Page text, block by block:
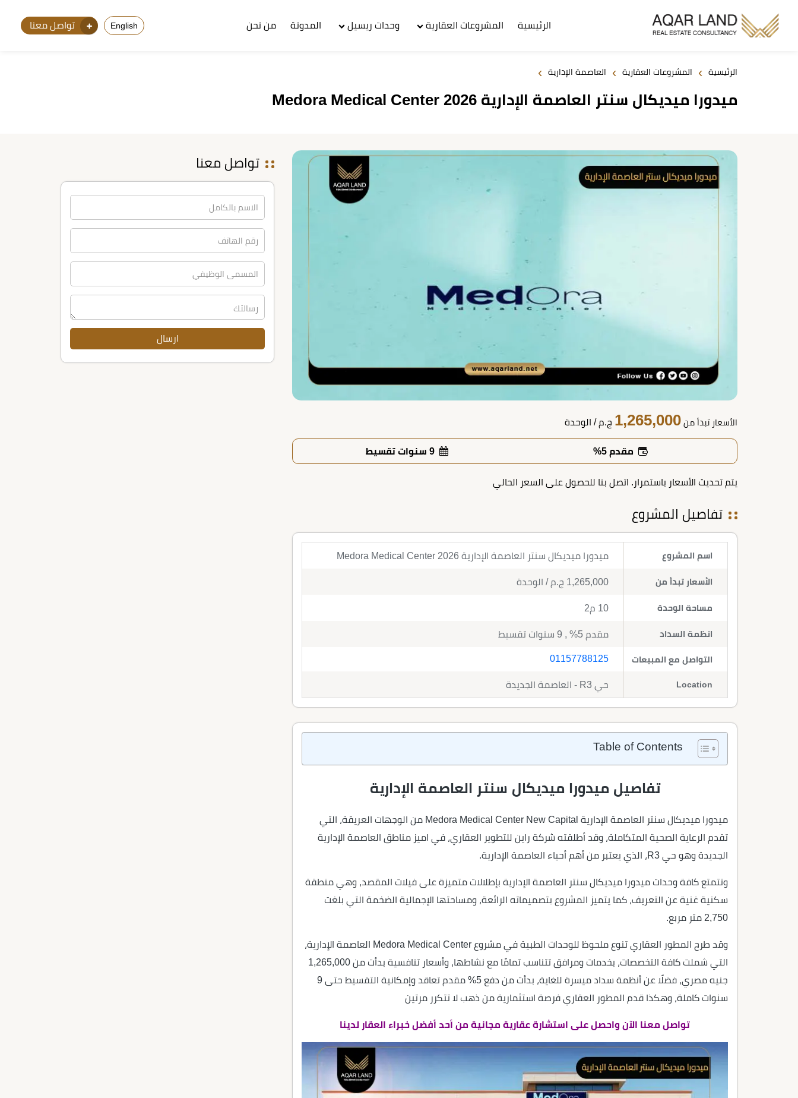
الرئيسية المشروعات العقارية وحدات ريسيل المدونة من نحن English تواصل معنا
الرئيسية › المشروعات العقارية › العاصمة الإدارية ›
ميدورا ميديكال سنتر العاصمة الإدارية Medora Medical Center 2026
الأسعار تبدأ من 1,265,000 ج.م / الوحدة
مقدم 5%
يتم تحديث الأسعار باستمرار. اتصل بنا للحصول على السعر الحالي
تفاصيل المشروع
اسم المشروع ميدورا ميديكال سنتر العاصمة الإدارية Medora Medical Center 2026
الأسعار تبدأ من 1,265,000 ج.م / الوحدة
مساحة الوحدة 10 م2
انظمة السداد مقدم 5% , 9 سنوات تقسيط
التواصل مع المبيعات 01157788125
Location حي R3 - العاصمة الجديدة
Table of Contents
تفاصيل ميدورا ميديكال سنتر العاصمة الإدارية
ميدورا ميديكال سنتر العاصمة الإدارية Medora Medical Center New Capital من الوجهات العريقة، التي
تقدم الرعاية الصحية المتكاملة، وقد أطلقته شركة راين للتطوير العقاري، في اميز مناطق العاصمة الإدارية
الجديدة وهو حي R3، الذي يعتبر من أهم أحياء العاصمة الإدارية.
وتتمتع كافة وحدات ميدورا ميديكال سنتر العاصمة الإدارية بإطلالات متميزة على فيلات المقصد، وهي منطقة
سكنية غنية عن التعريف، كما يتميز المشروع بتصميماته الرائعة، ومساحتها الإجمالية الضخمة التي بلغت
2,750 متر مربع.
وقد طرح المطور العقاري تنوع ملحوظ للوحدات الطبية في مشروع Medora Medical Center العاصمة الإدارية،
التي شملت كافة التخصصات، بخدمات ومرافق تتناسب تمامًا مع نشاطها، وأسعار تنافسية بدأت من 1,265,000
جنيه مصري، فضلًا عن أنظمة سداد ميسرة للغاية، بدأت من دفع 5% مقدم تعاقد وإمكانية التقسيط حتى 9
سنوات كاملة، وهكذا قدم المطور العقاري فرصة استثمارية من ذهب لا تتكرر مرتين
تواصل معنا الآن واحصل على استشارة عقارية مجانية من أحد أفضل خبراء العقار لدينا
تواصل معنا